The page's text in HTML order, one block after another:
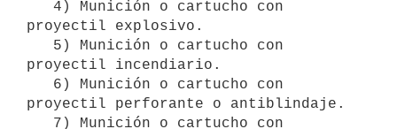
proyectil explosivo.
proyectil incendiario.
proyectil perforante o antiblindaje.